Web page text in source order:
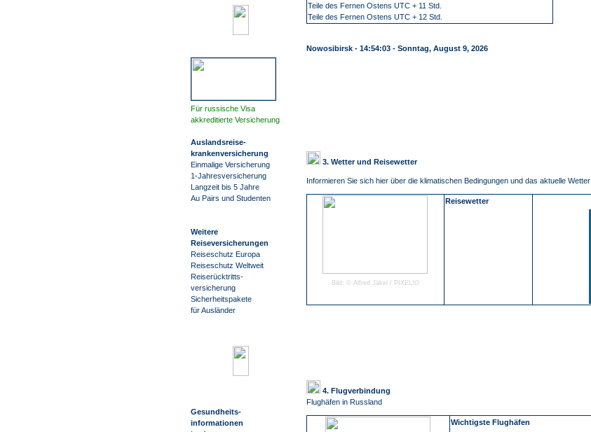
Für russische Visa
akkreditierte Versicherung
Auslandsreise-
krankenversicherung
Einmalige Versicherung
1-Jahresversicherung
Langzeit bis 5 Jahre
Au Pairs und Studenten
Weitere
Reiseversicherungen
Reiseschutz Europa
Reiseschutz Weltweit
Reiserücktritts-
versicherung
Sicherheitspakete
für Ausländer
Gesundheits-
informationen
Teile des Fernen Ostens UTC + 11 Std.
Teile des Fernen Ostens UTC + 12 Std.
Nowosibirsk - 14:54:04 - Sonntag, August 9, 2026
3. Wetter und Reisewetter
Informieren Sie sich hier über die klimatischen Bedingungen und das aktuelle Wetter
Bild: © Alfred Jäkel / PIXELIO
Reisewetter
4. Flugverbindung
Flughäfen in Russland
Wichtigste Flughäfen